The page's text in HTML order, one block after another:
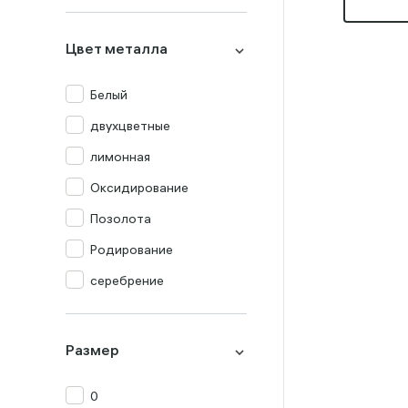
Перламутр
Празиолит
Прочие
Раух-топаз
Родолит
Рубин
Сапфир
Топаз
Хризолит
Цвет металла
Белый
двухцветные
лимонная
Оксидирование
Позолота
Родирование
серебрение
Размер
0